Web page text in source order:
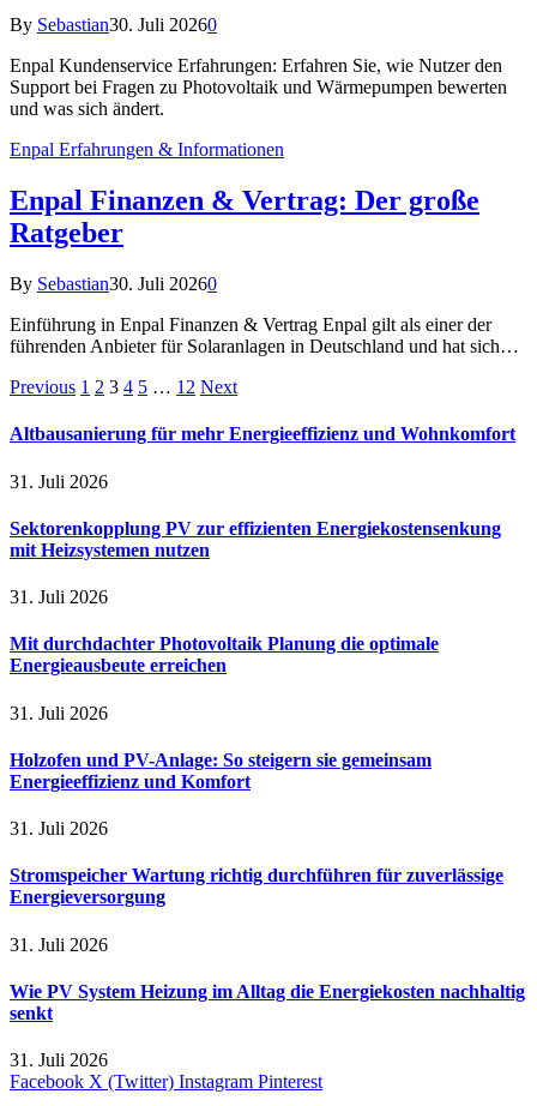
By Sebastian30. Juli 20260
Enpal Kundenservice Erfahrungen: Erfahren Sie, wie Nutzer den
Support bei Fragen zu Photovoltaik und Wärmepumpen bewerten
und was sich ändert.
Enpal Erfahrungen & Informationen
Enpal Finanzen & Vertrag: Der große
Ratgeber
By Sebastian30. Juli 20260
Einführung in Enpal Finanzen & Vertrag Enpal gilt als einer der
führenden Anbieter für Solaranlagen in Deutschland und hat sich…
Previous 1 2 3 4 5 … 12 Next
Altbausanierung für mehr Energieeffizienz und Wohnkomfort
31. Juli 2026
Sektorenkopplung PV zur effizienten Energiekostensenkung
mit Heizsystemen nutzen
31. Juli 2026
Mit durchdachter Photovoltaik Planung die optimale
Energieausbeute erreichen
31. Juli 2026
Holzofen und PV-Anlage: So steigern sie gemeinsam
Energieeffizienz und Komfort
31. Juli 2026
Stromspeicher Wartung richtig durchführen für zuverlässige
Energieversorgung
31. Juli 2026
Wie PV System Heizung im Alltag die Energiekosten nachhaltig
senkt
31. Juli 2026
Facebook X (Twitter) Instagram Pinterest